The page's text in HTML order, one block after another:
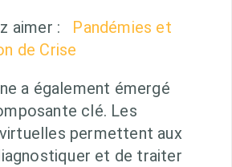
aimer :
Pandémies et
de Crise
a également émergé
clé. Les
permettent aux
et de traiter